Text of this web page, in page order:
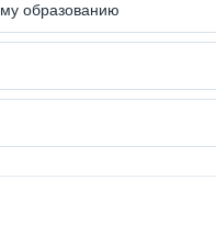
образованию